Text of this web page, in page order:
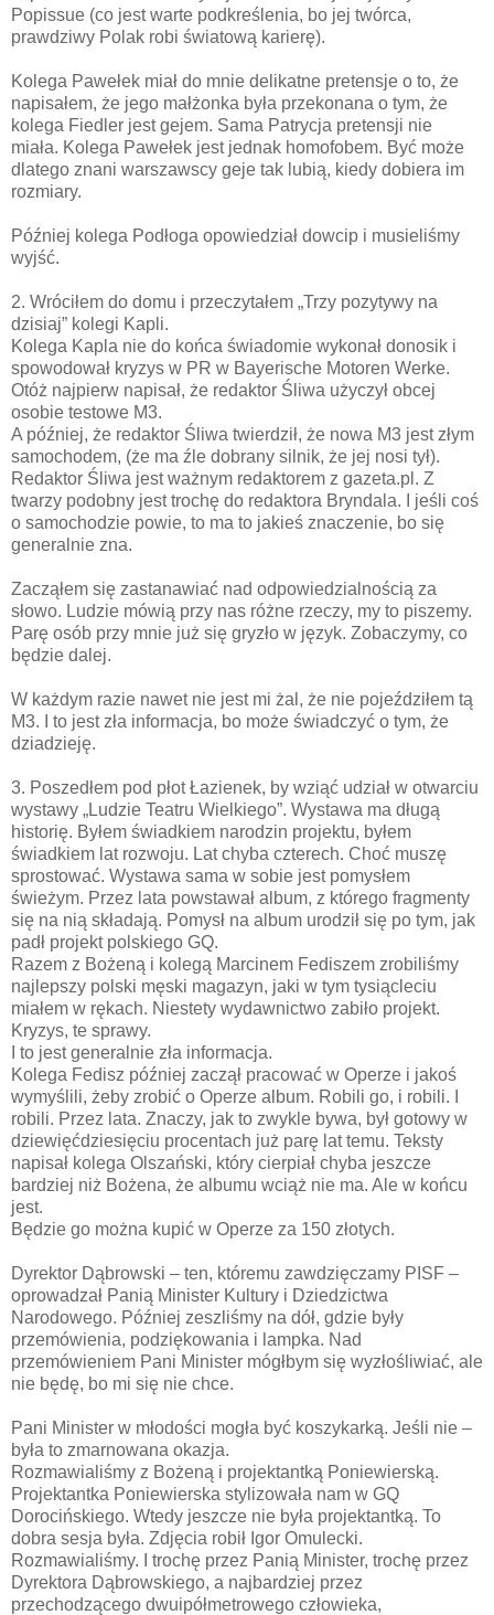
Popissue (co jest warte podkreślenia, bo jej twórca,
prawdziwy Polak robi światową karierę).
Kolega Pawełek miał do mnie delikatne pretensje o to, że
napisałem, że jego małżonka była przekonana o tym, że
kolega Fiedler jest gejem. Sama Patrycja pretensji nie
miała. Kolega Pawełek jest jednak homofobem. Być może
dlatego znani warszawscy geje tak lubią, kiedy dobiera im
rozmiary.
Później kolega Podłoga opowiedział dowcip i musieliśmy
wyjść.
2. Wróciłem do domu i przeczytałem „Trzy pozytywy na
dzisiaj” kolegi Kapli.
Kolega Kapla nie do końca świadomie wykonał donosik i
spowodował kryzys w PR w Bayerische Motoren Werke.
Otóż najpierw napisał, że redaktor Śliwa użyczył obcej
osobie testowe M3.
A później, że redaktor Śliwa twierdził, że nowa M3 jest złym
samochodem, (że ma źle dobrany silnik, że jej nosi tył).
Redaktor Śliwa jest ważnym redaktorem z gazeta.pl. Z
twarzy podobny jest trochę do redaktora Bryndala. I jeśli coś
o samochodzie powie, to ma to jakieś znaczenie, bo się
generalnie zna.
Zacząłem się zastanawiać nad odpowiedzialnością za
słowo. Ludzie mówią przy nas różne rzeczy, my to piszemy.
Parę osób przy mnie już się gryzło w język. Zobaczymy, co
będzie dalej.
W każdym razie nawet nie jest mi żal, że nie pojeździłem tą
M3. I to jest zła informacja, bo może świadczyć o tym, że
dziadzieję.
3. Poszedłem pod płot Łazienek, by wziąć udział w otwarciu
wystawy „Ludzie Teatru Wielkiego”. Wystawa ma długą
historię. Byłem świadkiem narodzin projektu, byłem
świadkiem lat rozwoju. Lat chyba czterech. Choć muszę
sprostować. Wystawa sama w sobie jest pomysłem
świeżym. Przez lata powstawał album, z którego fragmenty
się na nią składają. Pomysł na album urodził się po tym, jak
padł projekt polskiego GQ.
Razem z Bożeną i kolegą Marcinem Fediszem zrobiliśmy
najlepszy polski męski magazyn, jaki w tym tysiącleciu
miałem w rękach. Niestety wydawnictwo zabiło projekt.
Kryzys, te sprawy.
I to jest generalnie zła informacja.
Kolega Fedisz później zaczął pracować w Operze i jakoś
wymyślili, żeby zrobić o Operze album. Robili go, i robili. I
robili. Przez lata. Znaczy, jak to zwykle bywa, był gotowy w
dziewięćdziesięciu procentach już parę lat temu. Teksty
napisał kolega Olszański, który cierpiał chyba jeszcze
bardziej niż Bożena, że albumu wciąż nie ma. Ale w końcu
jest.
Będzie go można kupić w Operze za 150 złotych.
Dyrektor Dąbrowski – ten, któremu zawdzięczamy PISF –
oprowadzał Panią Minister Kultury i Dziedzictwa
Narodowego. Później zeszliśmy na dół, gdzie były
przemówienia, podziękowania i lampka. Nad
przemówieniem Pani Minister mógłbym się wyzłośliwiać, ale
nie będę, bo mi się nie chce.
Pani Minister w młodości mogła być koszykarką. Jeśli nie –
była to zmarnowana okazja.
Rozmawialiśmy z Bożeną i projektantką Poniewierską.
Projektantka Poniewierska stylizowała nam w GQ
Dorocińskiego. Wtedy jeszcze nie była projektantką. To
dobra sesja była. Zdjęcia robił Igor Omulecki.
Rozmawialiśmy. I trochę przez Panią Minister, trochę przez
Dyrektora Dąbrowskiego, a najbardziej przez
przechodzącego dwuipółmetrowego człowieka,